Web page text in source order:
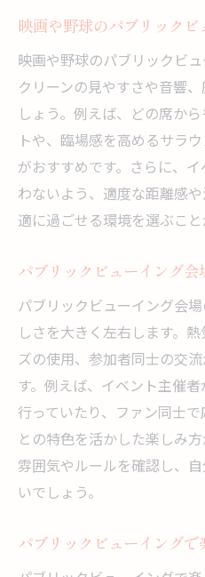
ューイング比較
パブリックビュー
の重要性
野球や映画に適し
グ会場の選択
パブリックビュー
快適性の工夫
参加者の声から見
安心して盛り上がるパ
コツ
パブリックビュー
ための準備
会場ルールを守っ
グを楽しむ方法
パブリックビュー
注意点
盛り上げよう
感染対策も意識し
映画や野球のパブリック
映画や野球のパブリックビ
クリーンの見やすさや音響
しょう。例えば、どの席か
トや、臨場感を高めるサラ
がおすすめです。さらに、
わないよう、適度な距離感
適に過ごせる環境を選ぶこと
パブリックビューイング
パブリックビューイング会
しさを大きく左右します。
ズの使用、参加者同士の交
す。例えば、イベント主催
行っていたり、ファン同士
との特色を活かした楽しみ
雰囲気やルールを確認し、
いでしょう。
パブリックビューイング